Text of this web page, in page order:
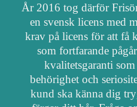
År 2016 tog därför
en svensk licens med
krav på licens för att få
som fortfarande
kvalitetsgaranti
behörighet och
kund ska känna dig